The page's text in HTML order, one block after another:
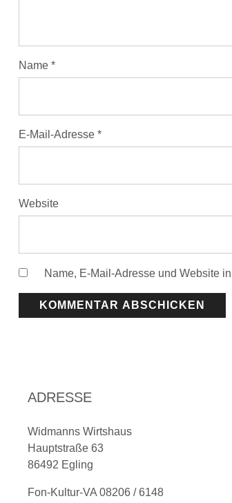
Name *
E-Mail-Adresse *
Website
Name, E-Mail-Adresse und Website
ADRESSE
Widmanns Wirtshaus
Hauptstraße 63
86492 Egling
Fon-Kultur-VA 08206 / 6148